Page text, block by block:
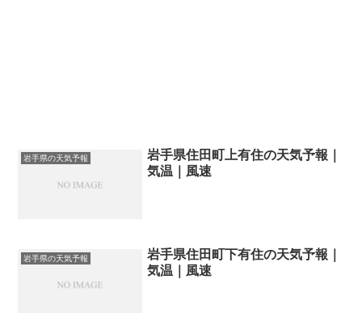
岩手県の天気予報
岩手県住田町上有住の天気予報｜
気温｜風速
岩手県の天気予報
岩手県住田町下有住の天気予報｜
気温｜風速